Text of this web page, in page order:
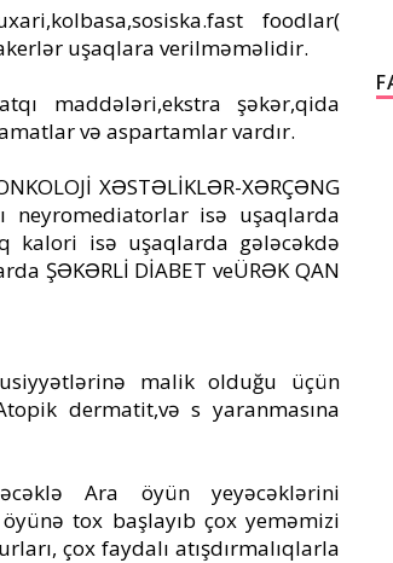
foodlar(
uşaqlara verilməməlidir.
maddələri,ekstra şəkər,qida
və aspartamlar vardır.
XƏSTƏLİKLƏR-XƏRÇƏNG
neyromediatorlar isə uşaqlarda
kalori isə uşaqlarda gələcəkdə
ŞƏKƏRLİ DİABET veÜRƏK QAN
malik olduğu üçün
dermatit,və s yaranmasına
Ara öyün yeyəcəklərini
tox başlayıb çox yeməmizi
çox faydalı atışdırmalıqlarla